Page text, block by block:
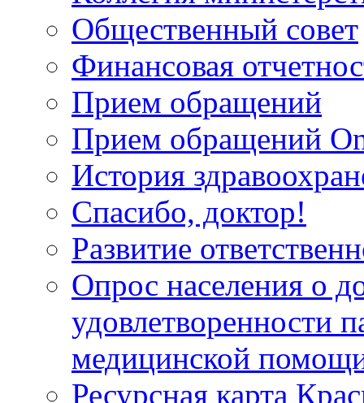
Общественный совет
Финансовая
Прием обращений
Прием обращений
История
Спасибо, доктор!
Развитие
Опрос населения о
удовлетворенности
медицинской
Ресурсная карта